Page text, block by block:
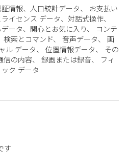
情報、人口統計データ、 お支払い
イセンス データ、対話式操作、
ータ、関心とお気に入り、 コンテ
索とコマンド、 音声データ、 画
ル データ、 位置情報データ、 その
の内容、 録画または録音、 フィ
ク データ
す